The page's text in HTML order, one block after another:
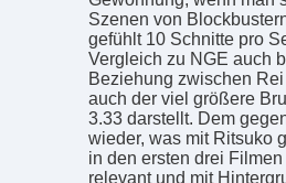
Szenen von
gefühlt 10 Schnitte pro
Vergleich zu NGE auch
Beziehung zwischen
auch der viel größere
3.33 darstellt. Dem
wieder, was mit Ritsuko
in den ersten drei
relevant und mit